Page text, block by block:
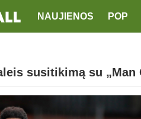
NAUJIENOS POP
susitikimą su „Man